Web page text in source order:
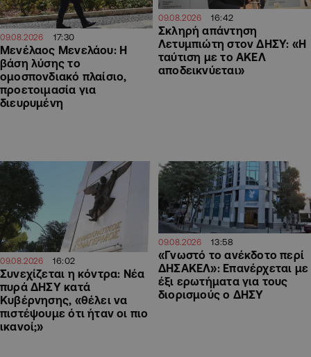
09.08.2026 17:30
Μενέλαος Μενελάου: Η
βάση λύσης το
ομοσπονδιακό πλαίσιο,
προετοιμασία για
διευρυμένη
09.08.2026 16:42
Σκληρή απάντηση
Λετυμπιώτη στον ΔΗΣΥ: «H
ταύτιση με το ΑΚΕΛ
αποδεικνύεται»
09.08.2026 16:02
Συνεχίζεται η κόντρα: Νέα
πυρά ΔΗΣΥ κατά
Κυβέρνησης, «θέλει να
πιστέψουμε ότι ήταν οι πιο
ικανοί;»
09.08.2026 13:58
«Γνωστό το ανέκδοτο περί
ΔΗΣΑΚΕΛ»: Επανέρχεται με
έξι ερωτήματα για τους
διορισμούς ο ΔΗΣΥ